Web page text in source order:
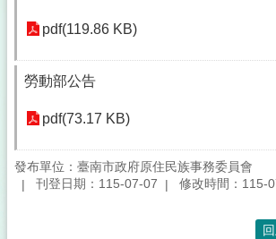
pdf(119.86 KB)
勞動部公告
pdf(73.17 KB)
發布單位：臺南市政府原住民族事務委員會
刊登日期：115-07-07
修改時間：115-